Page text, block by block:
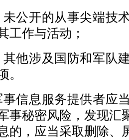
未公开的从事尖端技
工作与活动；
其他涉及国防和军队
。
事信息服务提供者应
事秘密风险，发现汇
的，应当采取删除、